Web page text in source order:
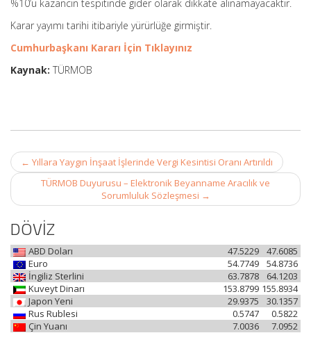
%10’u kazancın tespitinde gider olarak dikkate alınamayacaktır.
Karar yayımı tarihi itibariyle yürürlüğe girmiştir.
Cumhurbaşkanı Kararı İçin Tıklayınız
Kaynak: TÜRMOB
Post
navigation
← Yıllara Yaygın İnşaat İşlerinde Vergi Kesintisi Oranı Artırıldı
TÜRMOB Duyurusu – Elektronik Beyanname Aracılık ve
Sorumluluk Sözleşmesi →
DÖVİZ
ABD Doları 47.6085
47.5229
Euro
54.8736
54.7749
İngiliz Sterlini
64.1203
63.7878
Kuveyt Dinarı
155.8934
153.8799
Japon Yeni
30.1357
29.9375
Rus Rublesi
0.5822
0.5747
Çin Yuanı
7.0952
7.0036